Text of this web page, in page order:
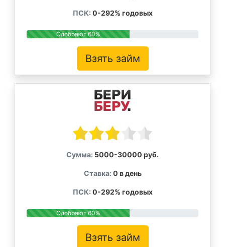
ПСК: 0-292% годовых
Одобряют 60%
Взять займ
Сумма: 5000-30000 руб.
Ставка: 0 в день
ПСК: 0-292% годовых
Одобряют 60%
Взять займ